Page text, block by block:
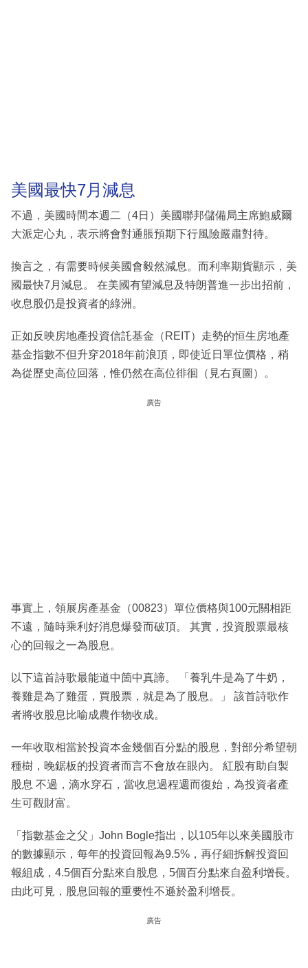
美國最快7月減息
不過，美國時間本週二（4日）美國聯邦儲備局主席鮑威爾
大派定心丸，表示將會對通脹預期下行風險嚴肅對待。
換言之，有需要時候美國會毅然減息。而利率期貨顯示，美
國最快7月減息。 在美國有望減息及特朗普進一步出招前，
收息股仍是投資者的綠洲。
正如反映房地產投資信託基金（REIT）走勢的恒生房地產
基金指數不但升穿2018年前浪頂，即使近日單位價格，稍
為從歷史高位回落，惟仍然在高位徘徊（見右頁圖）。
廣告
事實上，領展房產基金（00823）單位價格與100元關相距
不遠，隨時乘利好消息爆發而破頂。 其實，投資股票最核
心的回報之一為股息。
以下這首詩歌最能道中箇中真諦。 「養乳牛是為了牛奶，
養雞是為了雞蛋，買股票，就是為了股息。」 該首詩歌作
者將收股息比喻成農作物收成。
一年收取相當於投資本金幾個百分點的股息，對部分希望朝
種樹，晚鋸板的投資者而言不會放在眼內。 紅股有助自製
股息 不過，滴水穿石，當收息過程週而復始，為投資者產
生可觀財富。
「指數基金之父」John Bogle指出，以105年以來美國股市
的數據顯示，每年的投資回報為9.5%，再仔細拆解投資回
報組成，4.5個百分點來自股息，5個百分點來自盈利增長。
由此可見，股息回報的重要性不遜於盈利增長。
廣告